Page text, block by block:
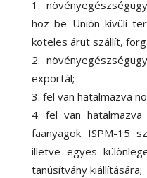
hoz be Unión kívüli
köteles árut szállít,
exportál;
fel van hatalmazva
fel van hatalmazva
faanyagok ISPM-15
illetve egyes
tanúsítvány kiállítására;